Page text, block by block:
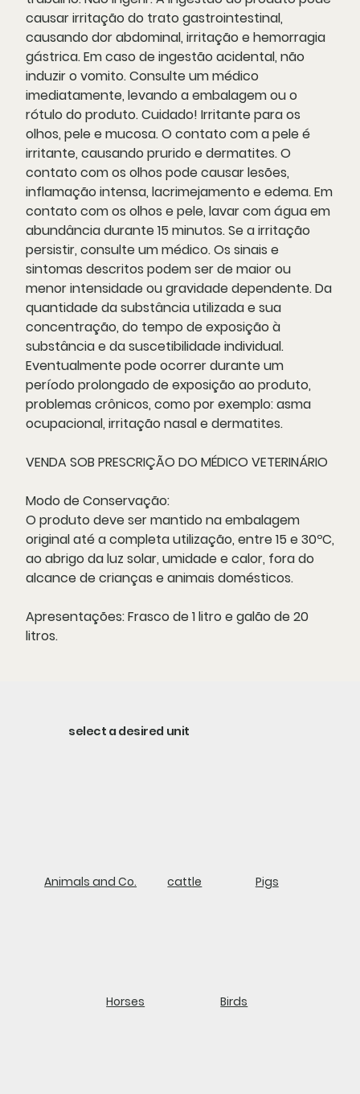
causar irritação do trato gastrointestinal,
causando dor abdominal, irritação e hemorragia
gástrica. Em caso de ingestão acidental, não
induzir o vomito. Consulte um médico
imediatamente, levando a embalagem ou o
rótulo do produto. Cuidado! Irritante para os
olhos, pele e mucosa. O contato com a pele é
irritante, causando prurido e dermatites. O
contato com os olhos pode causar lesões,
inflamação intensa, lacrimejamento e edema. Em
contato com os olhos e pele, lavar com água em
abundância durante 15 minutos. Se a irritação
persistir, consulte um médico. Os sinais e
sintomas descritos podem ser de maior ou
menor intensidade ou gravidade dependente. Da
quantidade da substância utilizada e sua
concentração, do tempo de exposição à
substância e da suscetibilidade individual.
Eventualmente pode ocorrer durante um
período prolongado de exposição ao produto,
problemas crônicos, como por exemplo: asma
ocupacional, irritação nasal e dermatites.
VENDA SOB PRESCRIÇÃO DO MÉDICO VETERINÁRIO
Modo de Conservação:
O produto deve ser mantido na embalagem
original até a completa utilização, entre 15 e 30ºC,
ao abrigo da luz solar, umidade e calor, fora do
alcance de crianças e animais domésticos.
Apresentações:Frasco de 1 litro e galão de 20
litros.
select a desired unit
Animals and Co.
Horses
cattle
Birds
Pigs